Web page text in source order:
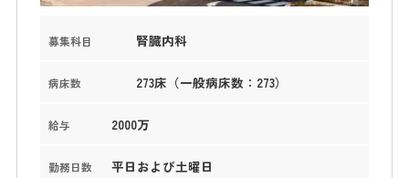
募集科目 腎臓内科
病床数 273床（一般病床数：273）
給与 2000万
勤務日数 平日および土曜日